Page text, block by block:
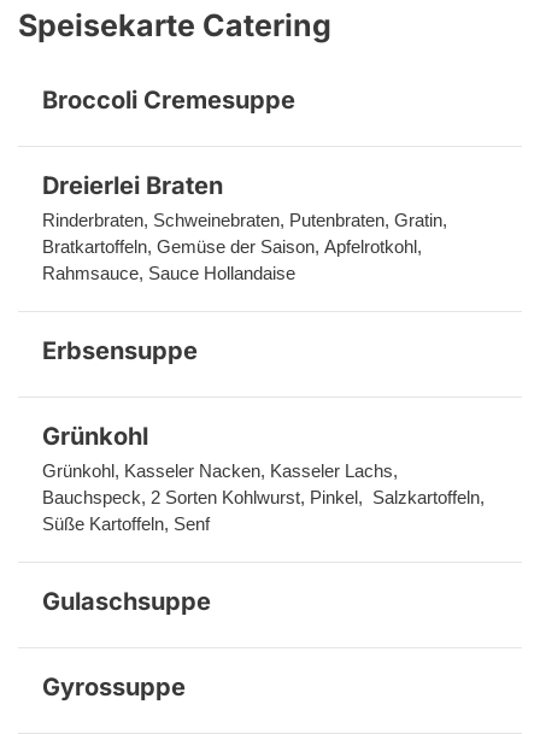
Speisekarte Catering
Broccoli Cremesuppe
Dreierlei Braten
Rinderbraten, Schweinebraten, Putenbraten, Gratin,
Bratkartoffeln, Gemüse der Saison, Apfelrotkohl,
Rahmsauce, Sauce Hollandaise
Erbsensuppe
Grünkohl
Grünkohl, Kasseler Nacken, Kasseler Lachs,
Bauchspeck, 2 Sorten Kohlwurst, Pinkel,  Salzkartoffeln,
Süße Kartoffeln, Senf
Gulaschsuppe
Gyrossuppe